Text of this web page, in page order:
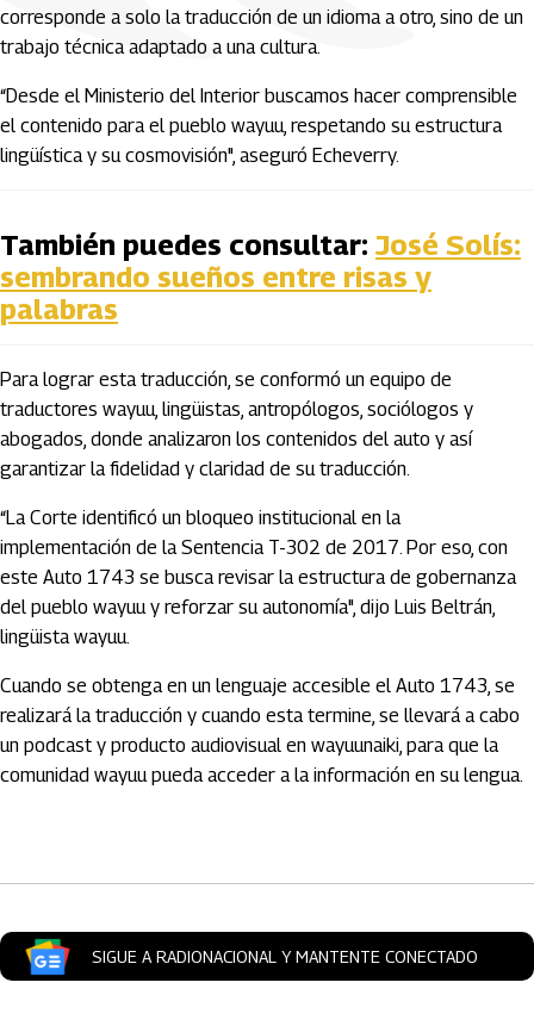
corresponde a solo la traducción de un idioma a otro, sino de un
trabajo técnica adaptado a una cultura.
“Desde el Ministerio del Interior buscamos hacer comprensible
el contenido para el pueblo wayuu, respetando su estructura
lingüística y su cosmovisión", aseguró Echeverry.
También puedes consultar: José Solís:
sembrando sueños entre risas y
palabras
Para lograr esta traducción, se conformó un equipo de
traductores wayuu, lingüistas, antropólogos, sociólogos y
abogados, donde analizaron los contenidos del auto y así
garantizar la fidelidad y claridad de su traducción.
“La Corte identificó un bloqueo institucional en la
implementación de la Sentencia T-302 de 2017. Por eso, con
este Auto 1743 se busca revisar la estructura de gobernanza
del pueblo wayuu y reforzar su autonomía", dijo Luis Beltrán,
lingüista wayuu.
Cuando se obtenga en un lenguaje accesible el Auto 1743, se
realizará la traducción y cuando esta termine, se llevará a cabo
un podcast y producto audiovisual en wayuunaiki, para que la
comunidad wayuu pueda acceder a la información en su lengua.
SIGUE A RADIONACIONAL Y MANTENTE CONECTADO